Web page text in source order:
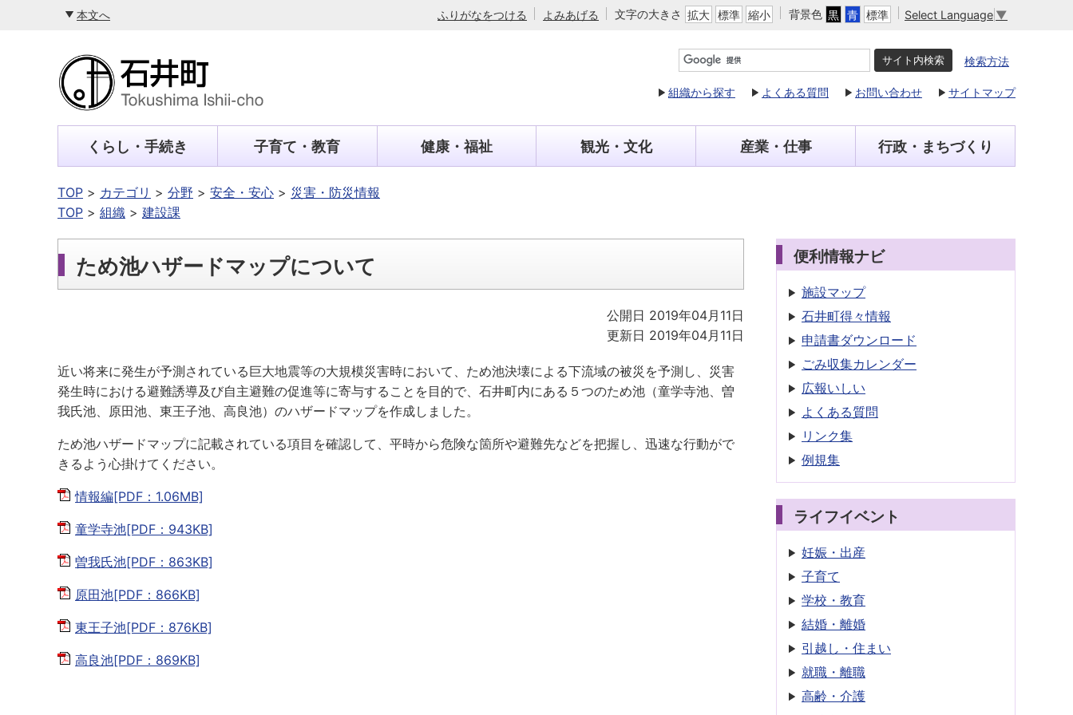
本文へ ふりがなをつける よみあげる 文字の大きさ 拡大 標準 縮小 背景色 黒 青 標準 Select Language ▼
検索方法
組織から探す よくある質問 お問い合わせ サイトマップ
くらし・手続き 子育て・教育 健康・福祉 観光・文化 産業・仕事 行政・まちづくり
TOP カテゴリ 分野 安全・安心
災害・防災情報
TOP
組織 建設課
ため池ハザードマップについて
公開日 2019年04月11日
更新日 2019年04月11日
近い将来に発生が予測されている巨大地震等の大規模災害時において、ため池決壊による下流域の被災を予測し、災害
発生時における避難誘導及び自主避難の促進等に寄与することを目的で、石井町内にある５つのため池（童学寺池、曽
我氏池、原田池、東王子池、高良池）のハザードマップを作成しました。
ため池ハザードマップに記載されている項目を確認して、平時から危険な箇所や避難先などを把握し、迅速な行動がで
きるよう心掛けてください。
情報編[PDF：1.06MB]
童学寺池[PDF：943KB]
曽我氏池[PDF：863KB]
原田池[PDF：866KB]
東王子池[PDF：876KB]
高良池[PDF：869KB]
便利情報ナビ
施設マップ
石井町得々情報
申請書ダウンロード
ごみ収集カレンダー
広報いしい
よくある質問
リンク集
例規集
ライフイベント
妊娠・出産
子育て
学校・教育
結婚・離婚
引越し・住まい
就職・離職
高齢・介護